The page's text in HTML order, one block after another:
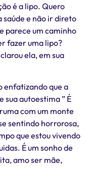
é a lipo. Quero
e não ir direto
parece um caminho
fazer uma lipo?
ela, em sua
enfatizando que a
sua autoestima ” É
com um monte
sentindo horrorosa,
que estou vivendo
É um sonho de
amo ser mãe,